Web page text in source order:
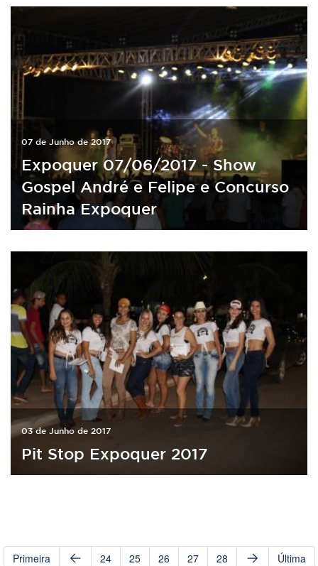
07 de Junho de 2017
Expoquer 07/06/2017 - Show
Gospel André e Felipe e Concurso
Rainha Expoquer
03 de Junho de 2017
Pit Stop Expoquer 2017
Primeira 24 25 26 27 28 Última